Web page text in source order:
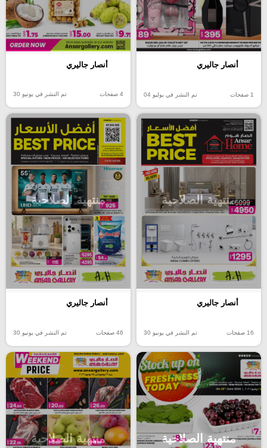
أنصار جاليري
1 صفحات تم النشر في يوليو 04
أنصار جاليري
4 صفحات تم النشر في يونيو 30
منتهية الصلاحية
أنصار جاليري
16 صفحات تم النشر في يونيو 30
منتهية الصلاحية
أنصار جاليري
46 صفحات تم النشر في يونيو 30
منتهية الصلاحية منتهية الصلاحية